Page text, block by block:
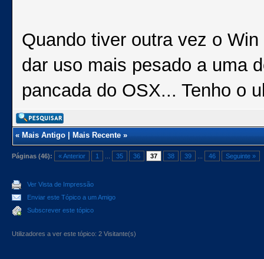
Quando tiver outra vez o
dar uso mais pesado a uma
pancada do OSX... Tenho o
«Mais Antigo|Mais Recente»
Páginas (46): « Anterior 1 35 36 37 38 39 46 Seguinte »
Ver Vista de Impressão
Enviar este Tópico a um Amigo
Subscrever este tópico
Utilizadores a ver este tópico: 2 Visitante(s)